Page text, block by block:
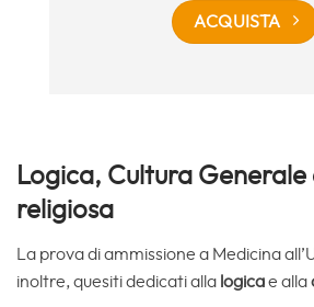
ACQUISTA
Logica, Cultura
religiosa
La prova di ammissione a Medicina
inoltre, quesiti dedicati alla logicae alla